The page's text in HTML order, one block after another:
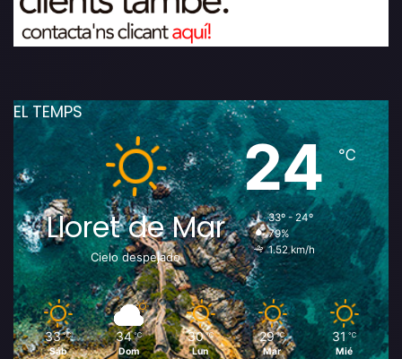
EL TEMPS
Lloret de Mar
Cielo despejado
24℃
33º - 24º
79%
1.52 km/h
33 ℃
Sáb
34 ℃
Dom
30 ℃
Lun
29 ℃
Mar
31 ℃
Mié